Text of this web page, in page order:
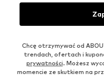
Chcę otrzymywać od
trendach, ofertach i
prywatności. Możesz
momencie ze skutkiem na